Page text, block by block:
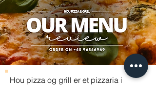
Hou pizza og grill er et pizzaria i